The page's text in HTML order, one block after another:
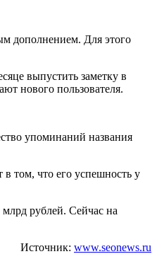
дополнением. Для этого
выпустить заметку в
нового пользователя.
упоминаний названия
том, что его успешность у
рублей. Сейчас на
Источник: www.seonews.ru